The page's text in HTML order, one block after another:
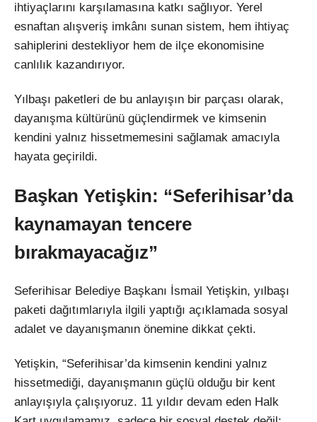
ihtiyaçlarını karşılamasına katkı sağlıyor. Yerel
esnaftan alışveriş imkânı sunan sistem, hem ihtiyaç
sahiplerini destekliyor hem de ilçe ekonomisine
canlılık kazandırıyor.
Yılbaşı paketleri de bu anlayışın bir parçası olarak,
dayanışma kültürünü güçlendirmek ve kimsenin
kendini yalnız hissetmemesini sağlamak amacıyla
hayata geçirildi.
Başkan Yetişkin: “Seferihisar’da
kaynamayan tencere
bırakmayacağız”
Seferihisar Belediye Başkanı İsmail Yetişkin, yılbaşı
paketi dağıtımlarıyla ilgili yaptığı açıklamada sosyal
adalet ve dayanışmanın önemine dikkat çekti.
Yetişkin, “Seferihisar’da kimsenin kendini yalnız
hissetmediği, dayanışmanın güçlü olduğu bir kent
anlayışıyla çalışıyoruz. 11 yıldır devam eden Halk